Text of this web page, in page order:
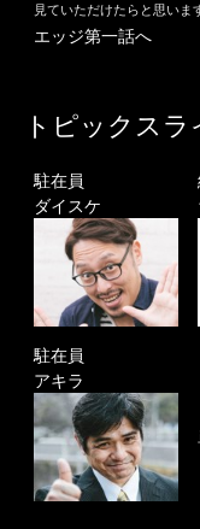
見ていただけたらと思いま
エッジ第一話へ
トピックスラ
駐在員
ダイスケ
駐在員
アキラ